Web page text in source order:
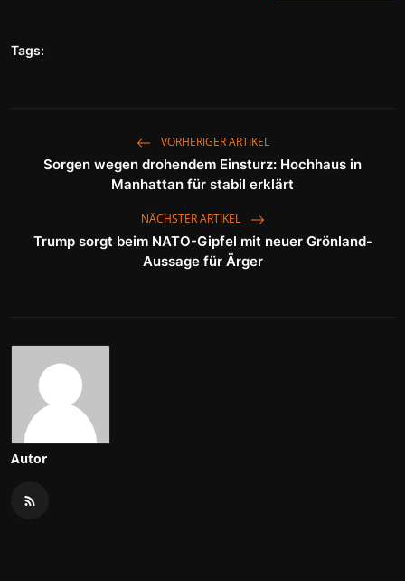
Tags:
VORHERIGER ARTIKEL
Sorgen wegen drohendem Einsturz: Hochhaus in
Manhattan für stabil erklärt
NÄCHSTER ARTIKEL
Trump sorgt beim NATO-Gipfel mit neuer Grönland-
Aussage für Ärger
Autor